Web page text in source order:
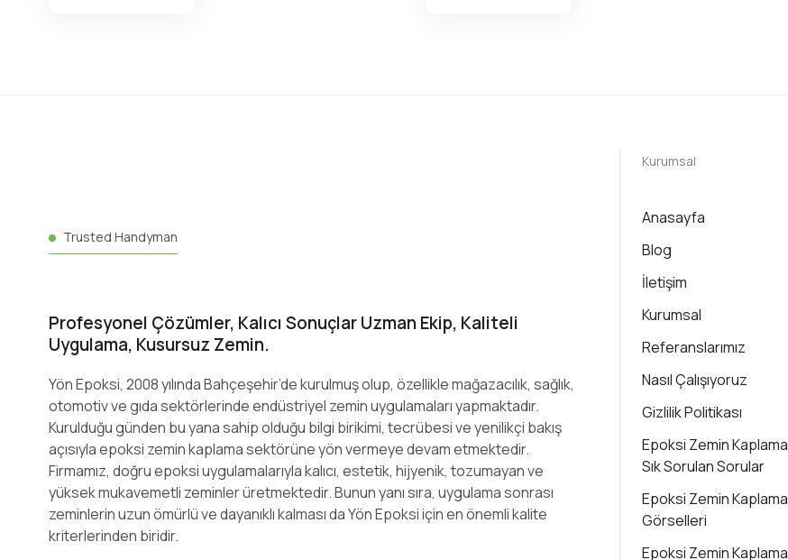
Trusted Handyman
Profesyonel Çözümler, Kalıcı Sonuçlar Uzman Ekip, Kaliteli
Uygulama, Kusursuz Zemin.
Yön Epoksi, 2008 yılında Bahçeşehir’de kurulmuş olup, özellikle mağazacılık, sağlık,
otomotiv ve gıda sektörlerinde endüstriyel zemin uygulamaları yapmaktadır.
Kurulduğu günden bu yana sahip olduğu bilgi birikimi, tecrübesi ve yenilikçi bakış
açısıyla epoksi zemin kaplama sektörüne yön vermeye devam etmektedir.
Firmamız, doğru epoksi uygulamalarıyla kalıcı, estetik, hijyenik, tozumayan ve
yüksek mukavemetli zeminler üretmektedir. Bunun yanı sıra, uygulama sonrası
zeminlerin uzun ömürlü ve dayanıklı kalması da Yön Epoksi için en önemli kalite
kriterlerinden biridir.
Kurumsal
Anasayfa
Blog
İletişim
Kurumsal
Referanslarımız
Nasıl Çalışıyoruz
Gizlilik Politikası
Epoksi Zemin Kaplama
Sık Sorulan Sorular
Epoksi Zemin Kaplama
Görselleri
Epoksi Zemin Kaplama